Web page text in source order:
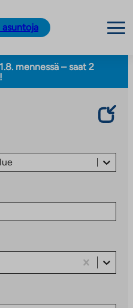
asuntoja
mennessä – saat 2